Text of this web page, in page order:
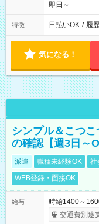
即日～
特徴 日払いOK / 履
気になる！
シンプル＆こつ
の確認【週3日～
派遣 職種未経験OK 社
WEB登録・面接OK
給与
時給1400～
交通費別途